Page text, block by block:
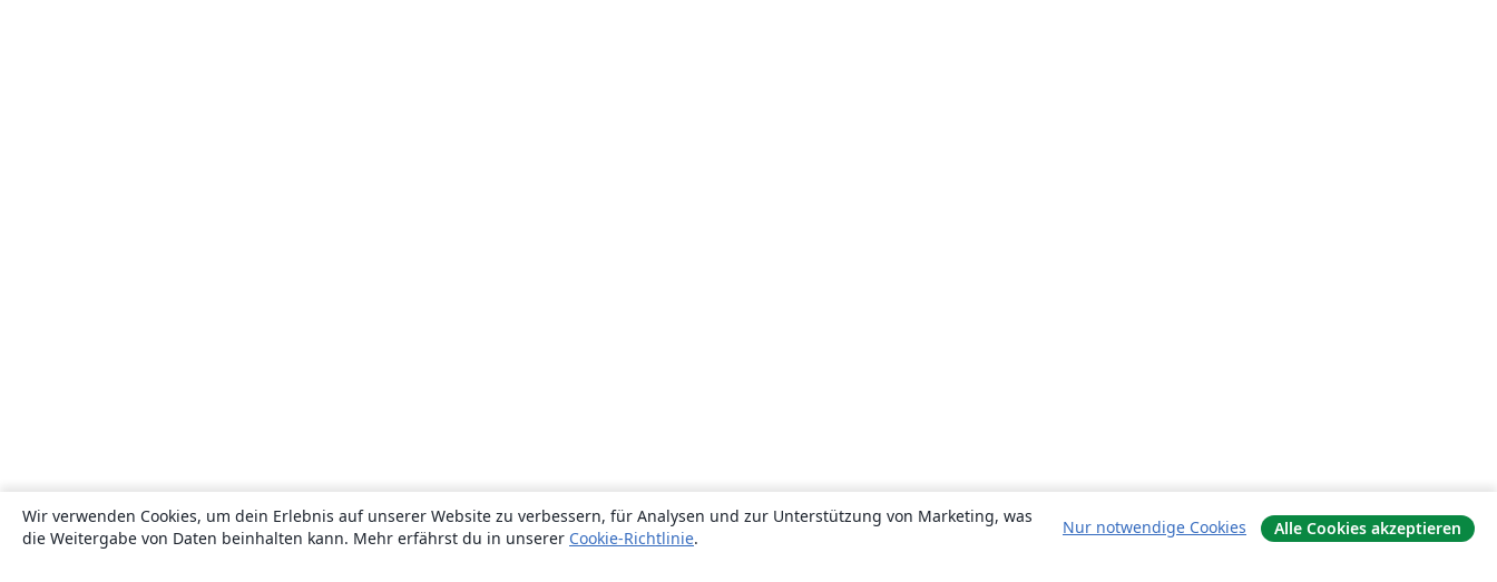
Wir verwenden Cookies, um dein Erlebnis auf unserer Website zu verbessern, für Analysen und zur Unterstützung von Marketing, was
die Weitergabe von Daten beinhalten kann. Mehr erfährst du in unserer Cookie-Richtlinie.
Nur notwendige Cookies Alle Cookies akzeptieren